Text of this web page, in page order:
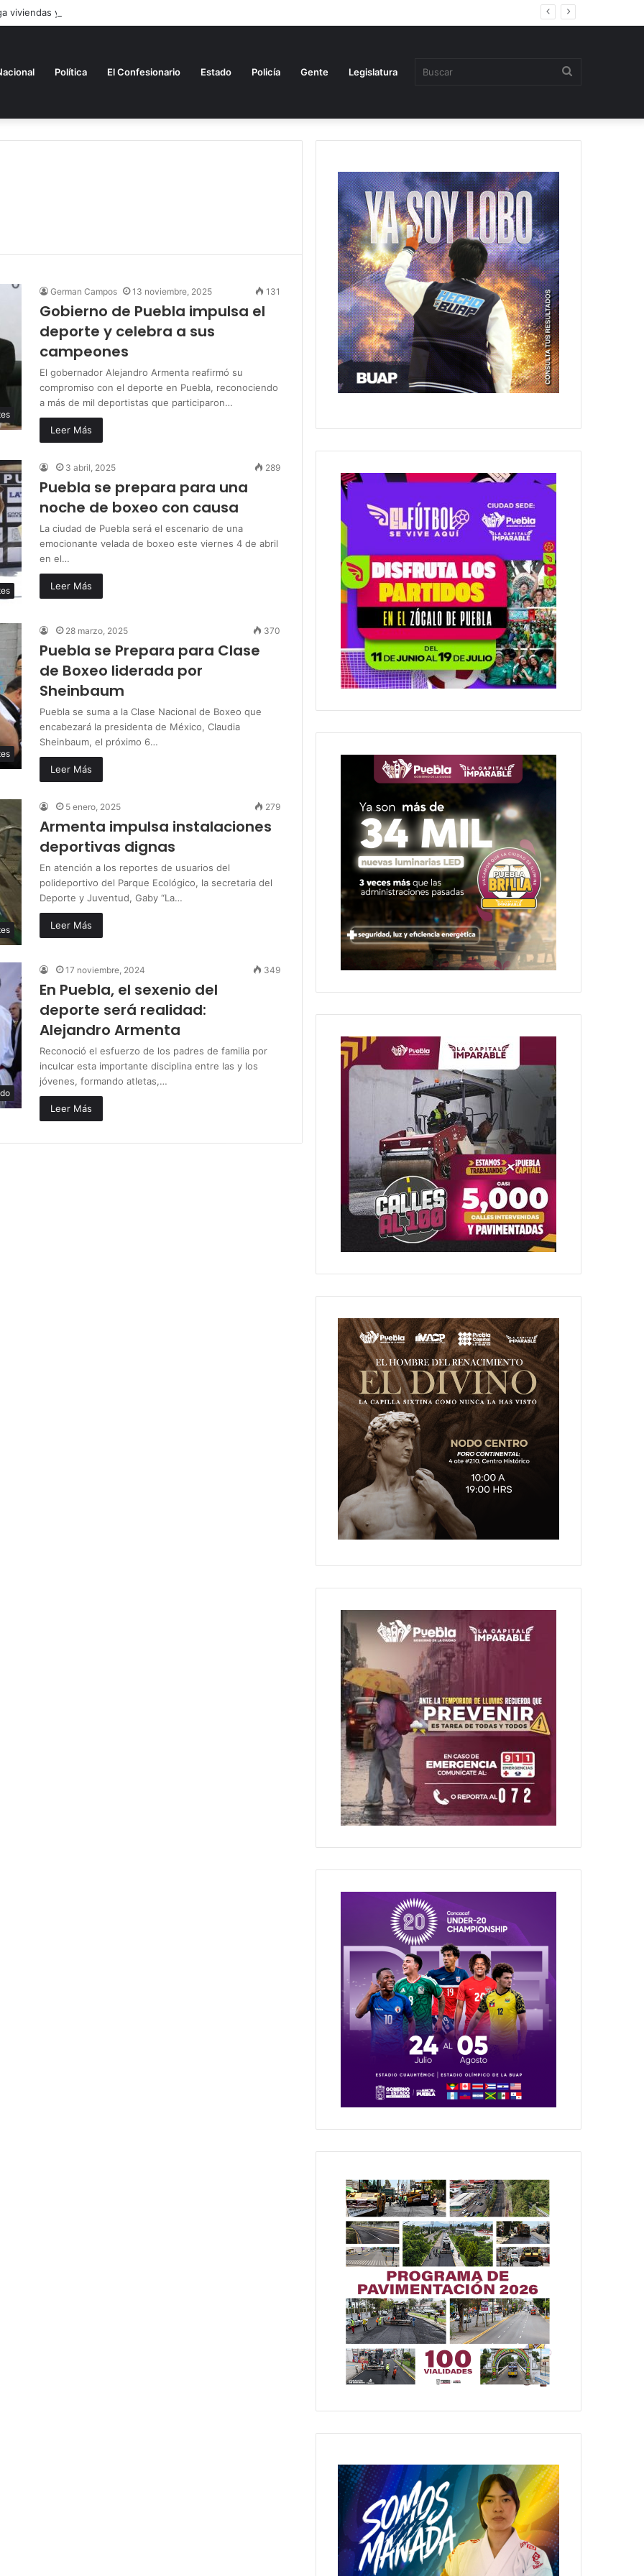
viviendas y libera créditos hipotecarios en Puebla
Política El Confesionario Estado Policía Gente Legislatura
German Campos 13 noviembre, 2025 131
Gobierno de Puebla impulsa el
deporte y celebra a sus
campeones
El gobernador Alejandro Armenta reafirmó su
compromiso con el deporte en Puebla, reconociendo
a más de mil deportistas que participaron…
Leer Más
3 abril, 2025 289
Puebla se prepara para una
noche de boxeo con causa
La ciudad de Puebla será el escenario de una
emocionante velada de boxeo este viernes 4 de abril
en el…
Leer Más
28 marzo, 2025 370
Puebla se Prepara para Clase
de Boxeo liderada por
Sheinbaum
Puebla se suma a la Clase Nacional de Boxeo que
encabezará la presidenta de México, Claudia
Sheinbaum, el próximo 6…
Leer Más
5 enero, 2025 279
Armenta impulsa instalaciones
deportivas dignas
En atención a los reportes de usuarios del
polideportivo del Parque Ecológico, la secretaria del
Deporte y Juventud, Gaby “La…
Leer Más
17 noviembre, 2024 349
En Puebla, el sexenio del
deporte será realidad:
Alejandro Armenta
Reconoció el esfuerzo de los padres de familia por
inculcar esta importante disciplina entre las y los
jóvenes, formando atletas,…
Leer Más